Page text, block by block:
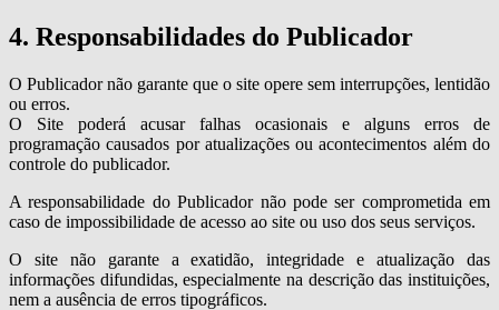
4. Responsabilidades do Publicador
O Publicador não garante que o site opere sem interrupções, lentidão
ou erros.
O Site poderá acusar falhas ocasionais e alguns erros de
programação causados por atualizações ou acontecimentos além do
controle do publicador.
A responsabilidade do Publicador não pode ser comprometida em
caso de impossibilidade de acesso ao site ou uso dos seus serviços.
O site não garante a exatidão, integridade e atualização das
informações difundidas, especialmente na descrição das instituições,
nem a ausência de erros tipográficos.